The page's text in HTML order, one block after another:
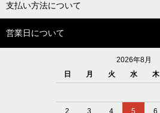
支払い方法について
営業日について
2026年8月
日
月 火 水 木
2 3 4 5 6